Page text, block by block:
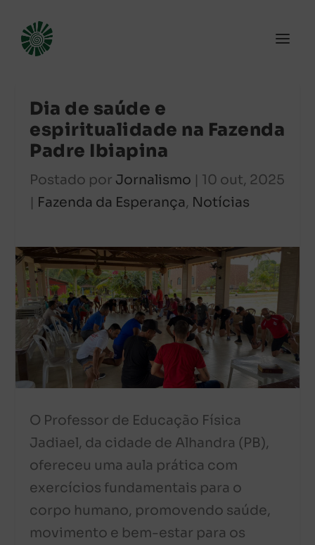
Dia de saúde e
espiritualidade na Fazenda
Padre Ibiapina
Postado por Jornalismo | 10 out, 2025
| Fazenda da Esperança, Notícias
O Professor de Educação Física
Jadiael, da cidade de Alhandra (PB),
ofereceu uma aula prática com
exercícios fundamentais para o
corpo humano, promovendo saúde,
movimento e bem-estar para os